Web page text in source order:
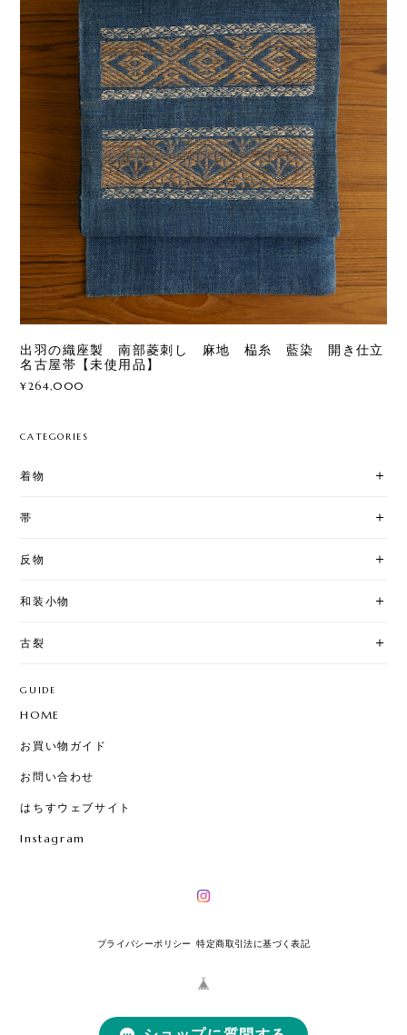
出羽の織座製 南部菱刺し 麻地 榀糸 藍染 開き仕立
名古屋帯【未使用品】
¥264,000
CATEGORIES
着物
帯
反物
和装小物
古裂
GUIDE
HOME
お買い物ガイド
お問い合わせ
はちすウェブサイト
Instagram
プライバシーポリシー 特定商取引法に基づく表記